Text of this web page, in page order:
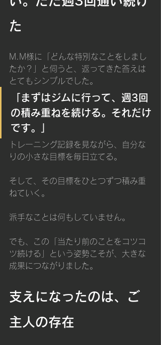
た
M.M様に「どんな特別なことをしまし
たか？」と伺うと、返ってきた答えは
とてもシンプルでした。
「まずはジムに行って、週3回
の積み重ねを続ける。それだけ
です。」
トレーニング記録を見ながら、自分な
りの小さな目標を毎日立てる。
そして、その目標をひとつずつ積み重
ねていく。
派手なことは何もしていません。
でも、この「当たり前のことをコツコ
ツ続ける」という姿勢こそが、大きな
成果につながりました。
支えになったのは、ご
主人の存在